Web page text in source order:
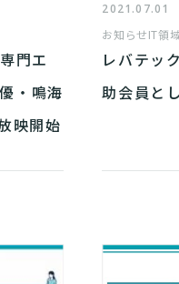
門エ
・鳴海
映開始
2021.07.01
お知らせIT領
レバテッ
助会員と